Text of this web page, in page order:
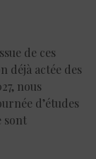
de ces
déjà actée des
nous
d’études
sont